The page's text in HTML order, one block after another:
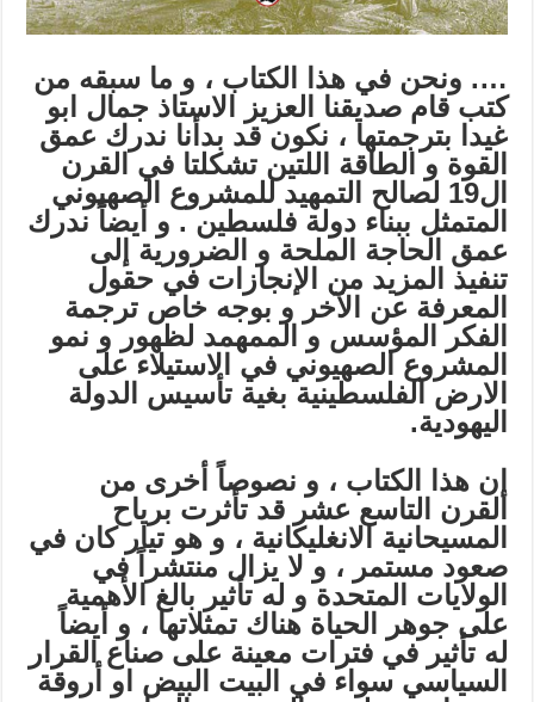
…. ونحن في هذا الكتاب ، و ما سبقه من
كتب قام صديقنا العزيز الاستاذ جمال ابو
غيدا بترجمتها ، نكون قد بدأنا ندرك عمق
القوة و الطاقة اللتين تشكلتا في القرن
ال19 لصالح التمهيد للمشروع الصهيوني
المتمثل ببناء دولة فلسطين . و أيضاً ندرك
عمق الحاجة الملحة و الضرورية إلى
تنفيذ المزيد من الإنجازات في حقول
المعرفة عن الآخر و بوجه خاص ترجمة
الفكر المؤسس و الممهمد لظهور و نمو
المشروع الصهيوني في الاستيلاء على
الارض الفلسطينية بغية تأسيس الدولة
اليهودية.
إن هذا الكتاب ، و نصوصاً أخرى من
القرن التاسع عشر قد تأثرت برياح
المسيحانية الانغليكانية ، و هو تيار كان في
صعود مستمر ، و لا يزال منتشراً في
الولايات المتحدة و له تأثير بالغ الأهمية
على جوهر الحياة هناك تمثلاتها ، و أيضاً
له تأثير في فترات معينة على صناع القرار
السياسي سواء في البيت البيض او أروقة